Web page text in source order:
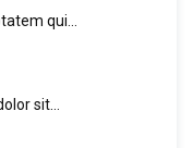
qui…
sit…